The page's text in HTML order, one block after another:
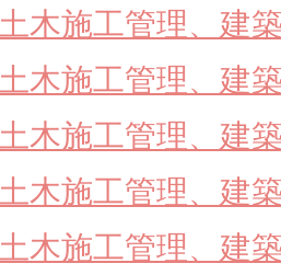
土木施工管理、建
土木施工管理、建
土木施工管理、建
土木施工管理、建
土木施工管理、建